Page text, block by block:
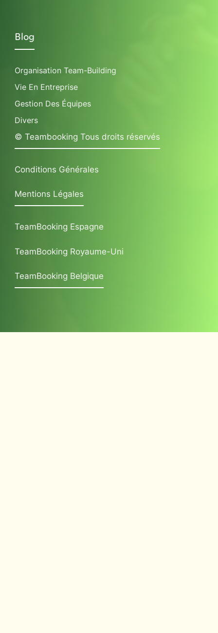
Blog
Organisation Team-Building
Vie En Entreprise
Gestion Des Équipes
Divers
© Teambooking Tous droits réservés
Conditions Générales
Mentions Légales
TeamBooking Espagne
TeamBooking Royaume-Uni
TeamBooking Belgique